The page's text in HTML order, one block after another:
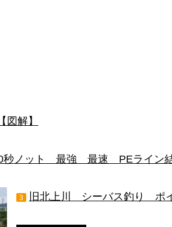
解】
秒ノット 最強 最速 PEライン結
3 旧北上川 シーバス釣り ポ